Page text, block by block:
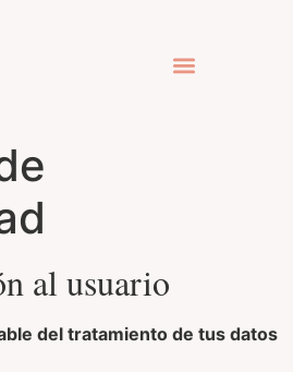
al usuario
del tratamiento de tus datos